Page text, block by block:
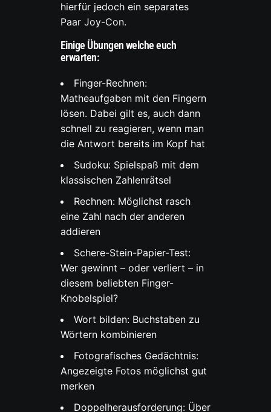
hierfür jedoch ein separates
Paar Joy-Con.
Einige Übungen welche euch
erwarten:
Finger-Rechnen:
Matheaufgaben mit den Fingern
lösen. Dabei gilt es, auch dann
schnell zu reagieren, wenn man
die Antwort bereits im Kopf hat
Sudoku: Spielspaß mit dem
klassischen Zahlenrätsel
Rechnen: Möglichst rasch
eine Zahl nach der anderen
addieren
Schere-Stein-Papier-Test:
Wer gewinnt – oder verliert – in
diesem beliebten Finger-
Knobelspiel?
Wort bilden: Buchstaben zu
Wörtern kombinieren
Fotografisches Gedächtnis:
Angezeigte Fotos möglichst gut
merken
Doppelherausforderung: Über